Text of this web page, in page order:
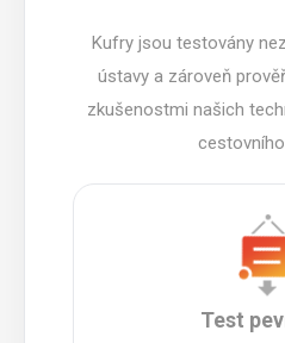
Kufry jsou testovány
ústavy a zároveň
zkušenostmi našich
Test